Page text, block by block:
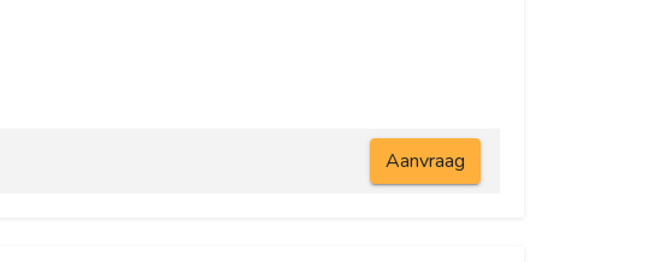
Aanvraag